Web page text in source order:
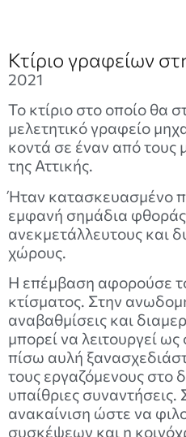
Κτίριο γραφείων
2021
Το κτίριο στο οποίο θα
μελετητικό γραφείο
κοντά σε έναν από τους
της Αττικής.
Ήταν κατασκευασμένο
εμφανή σημάδια
ανεκμετάλλευτους και
χώρους.
Η επέμβαση αφορούσε
κτίσματος. Στην
αναβαθμίσεις και
μπορεί να λειτουργεί
πίσω αυλή
τους εργαζόμενους στο
υπαίθριες συναντήσεις.
ανακαίνιση ώστε να
συσκέψεων και η